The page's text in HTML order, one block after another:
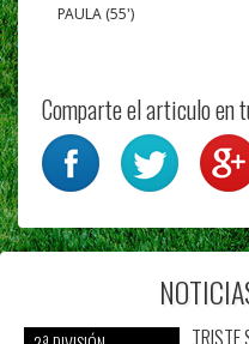
PAULA (55')
Comparte el articulo en
TRISTE